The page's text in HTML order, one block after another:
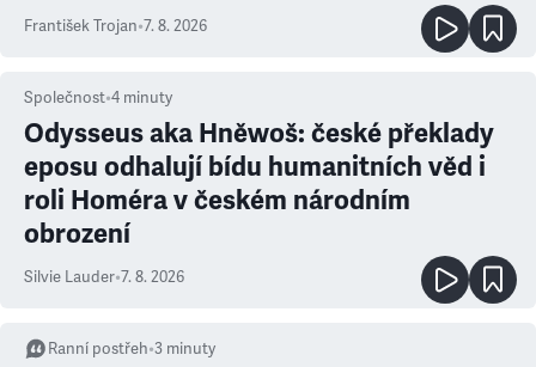
František Trojan•7. 8. 2026
Společnost•4 minuty
Odysseus aka Hněwoš: české překlady
eposu odhalují bídu humanitních věd i
roli Homéra v českém národním
obrození
Silvie Lauder•7. 8. 2026
Ranní postřeh•3 minuty